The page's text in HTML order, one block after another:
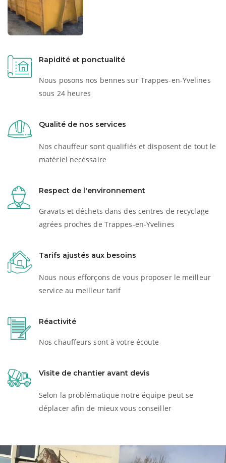
Rapidité et ponctualité
Nous posons nos bennes sur Trappes-en-Yvelines
sous 24 heures
Qualité de nos services
Nos chauffeur sont qualifiés et disposent de tout le
matériel necéssaire
Respect de l'environnement
Gravats et déchets dans des centres de recyclage
agrées proches de Trappes-en-Yvelines
Tarifs ajustés aux besoins
Nous nous efforçons de vous proposer le meilleur
service au meilleur tarif
Réactivité
Nos chauffeurs sont à votre écoute
Visite de chantier avant devis
Selon la problématique notre équipe peut se
déplacer afin de mieux vous conseiller